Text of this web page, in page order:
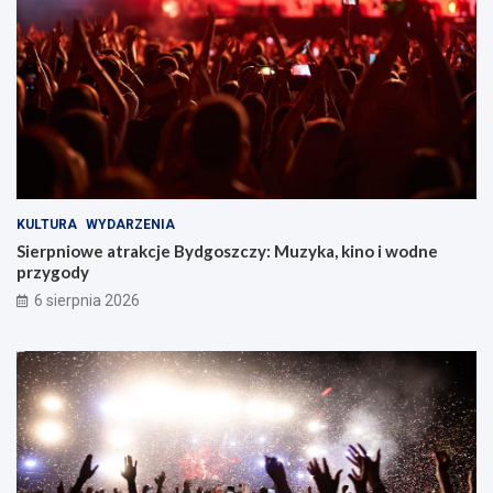
z
y
!
KULTURA WYDARZENIA
Sierpniowe atrakcje Bydgoszczy: Muzyka, kino i wodne
przygody
6 sierpnia 2026